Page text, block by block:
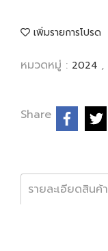
เพิ่มรายการโปรด
หมวดหมู่ : 2024 ,
Share
รายละเอียดสินค้า